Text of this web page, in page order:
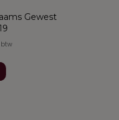
Gewest